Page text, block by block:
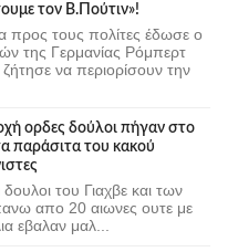
τον Β.Πούτιν»!
προς τους πολίτες έδωσε ο
της Γερμανίας Ρόμπερτ
να περιορίσουν την
ορδες δούλοι πήγαν στο
παράσιτα του κακού
του Γιαχβε και των
απο 20 αιωνες ουτε με
εβαλαν μαλ...